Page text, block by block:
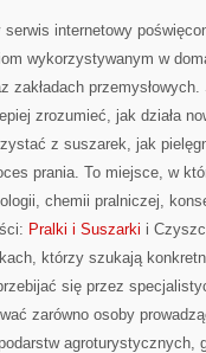
internetowy
wykorzystywanym w
zakładach
zrozumieć, jak działa
z suszarek, jak
prania. To miejsce, w
chemii pralniczej,
Pralki i Suszarki i
którzy szukają
się przez
zarówno osoby
agroturystycznych,